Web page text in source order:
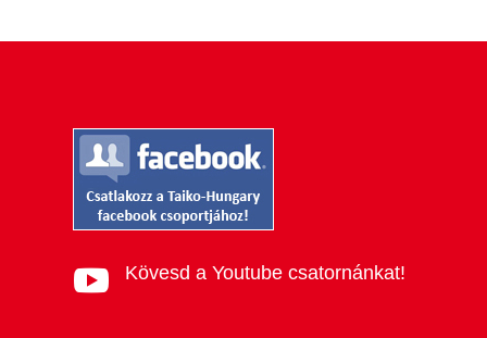
 Kövesd a Youtube csatornánkat!